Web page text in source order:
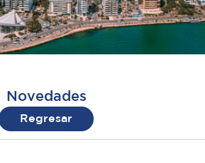
Novedades
Regresar